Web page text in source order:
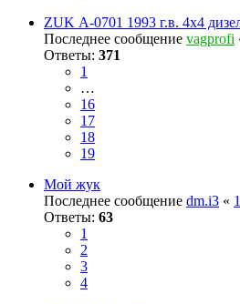
ZUK А-0701 1993 г.в. 4x4
Последнее сообщение vagprofi
Ответы: 371
1
…
16
17
18
19
Мой жук
Последнее сообщение dm.i3 «
Ответы: 63
1
2
3
4